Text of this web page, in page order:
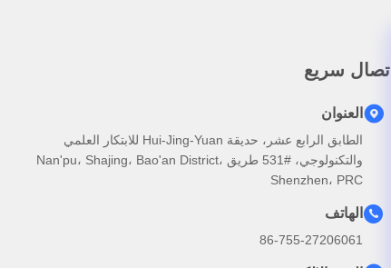
اتصال سريع
العنوان
الطابق الرابع عشر، حديقة Hui-Jing-Yuan للابتكار العلمي
والتكنولوجي، #531 طريق Nan'pu، Shajing، Bao'an District،
Shenzhen، PRC
الهاتف
86-755-27206061